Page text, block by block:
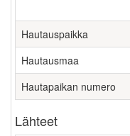
Hautauspaikka
Hautausmaa
Hautapaikan numero
Lähteet